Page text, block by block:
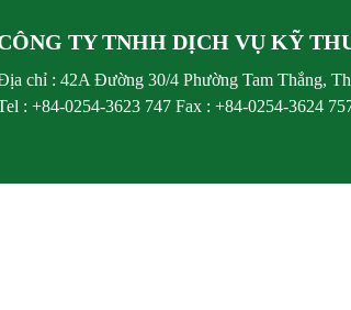
CÔNG TY TNHH DỊCH VỤ KỸ
Địa chỉ : 42A Đường 30/4 Phường Tam Thắng,
Tel : +84-0254-3623 747 Fax : +84-0254-3624 757